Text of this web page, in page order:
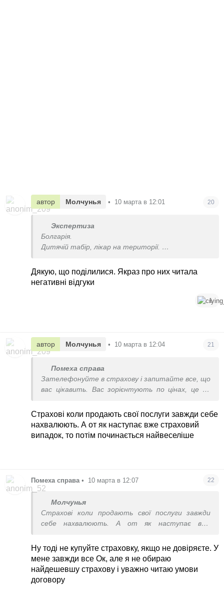
автор Молчунья • 10 марта в 12:01 20
Экспертиза
Болгарія.
Дитячій табір, лікар на території.
ще по дорозі в автобусі, страхова відмовилася
оплачувати.
везла дитину на аналізи, мусили терміново
Спілкування з страховою було через чат бот
Ensuria. Vuso страхова компанія.
Дякую, що поділилися. Якраз про них читала
негативні відгуки
1
автор Молчунья • 10 марта в 12:04 21
Помеха справа
Зателефонуйте в страхову і запитайте все, що
вас цікавить. Вас зорієнтують по цінах, це не
Страхові коли продають свої послуги завжди себе
нахвалюють. А от як наступає вже страховий
випадок, то потім починається найвеселіше
Помеха справа • 10 марта в 12:07 22
Молчунья
Страхові коли продають свої послуги завжди
себе нахвалюють. А от як наступає вже
найвеселіше
Ну тоді не купуйте страховку, якщо не довіряєте. У
мене завжди все Ок, але я не обираю
найдешевшу страхову і уважно читаю умови
договору